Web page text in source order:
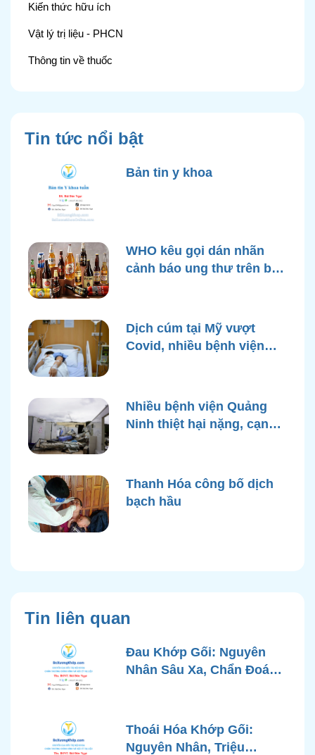
Kiến thức hữu ích
Vật lý trị liệu - PHCN
Thông tin về thuốc
Tin tức nổi bật
Bản tin y khoa
WHO kêu gọi dán nhãn
cảnh báo ung thư trên bao
Dịch cúm tại Mỹ vượt
Covid, nhiều bệnh viện
Nhiều bệnh viện Quảng
Ninh thiệt hại nặng, cạn
Thanh Hóa công bố dịch
bạch hầu
Tin liên quan
Đau Khớp Gối: Nguyên
Nhân Sâu Xa, Chẩn Đoán
Góc Nhìn Bác Sĩ Xương
Khớp
Thoái Hóa Khớp Gối:
Nguyên Nhân, Triệu